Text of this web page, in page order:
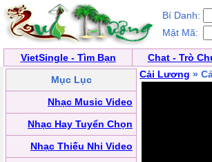
Bí Danh:
Mật Mã:
VietSingle - Tìm Bạn Chat - Trò
Mục Lục
Nhạc Music Video
Nhạc Hay Tuyển Chọn
Nhạc Thiếu Nhi Video
Cải Lương »